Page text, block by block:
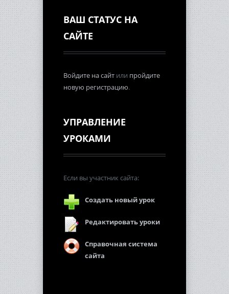
ВАШ СТАТУС НА
САЙТЕ
Войдите на сайт или пройдите
новую регистрацию.
УПРАВЛЕНИЕ
УРОКАМИ
Если вы участник сайта:
Создать новый урок
Редактировать уроки
Справочная система
сайта